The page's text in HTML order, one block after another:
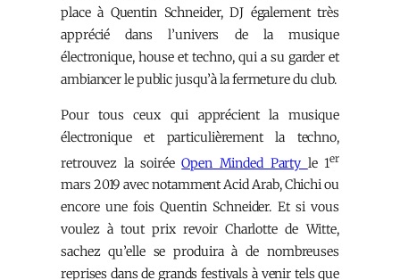
place à Quentin Schneider, DJ également très
apprécié dans l’univers de la musique
électronique, house et techno, qui a su garder et
ambiancer le public jusqu’à la fermeture du club.
Pour tous ceux qui apprécient la musique
électronique et particulièrement la techno,
retrouvez la soiréeOpen Minded Party le 1er
mars 2019 avec notamment Acid Arab, Chichi ou
encore une fois Quentin Schneider. Et si vous
voulez à tout prix revoir Charlotte de Witte,
sachez qu’elle se produira à de nombreuses
reprises dans de grands festivals à venir tels que